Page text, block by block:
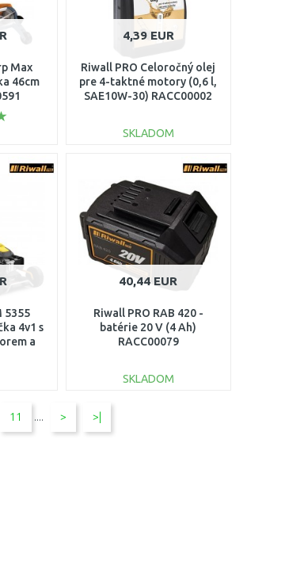
Max
46cm
4,39 EUR
Riwall PRO Celoročný olej
pre 4-taktné motory (0,6 l,
SAE10W-30) RACC00002
SKLADOM
DO KOŠÍKA
Porovnať
5355
4v1 s
a
40,44 EUR
Riwall PRO RAB 420 -
batérie 20 V (4 Ah)
RACC00079
SKLADOM
11 .... > >|